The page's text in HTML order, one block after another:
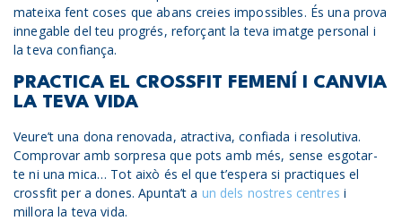
mateixa fent coses que abans creies impossibles. És una prova
innegable del teu progrés, reforçant la teva imatge personal i
la teva confiança.
PRACTICA EL CROSSFIT FEMENÍ I CANVIA
LA TEVA VIDA
Veure’t una dona renovada, atractiva, confiada i resolutiva.
Comprovar amb sorpresa que pots amb més, sense esgotar-
te ni una mica… Tot això és el que t’espera si practiques el
crossfit per a dones. Apunta’t a un dels nostres centres i
millora la teva vida.